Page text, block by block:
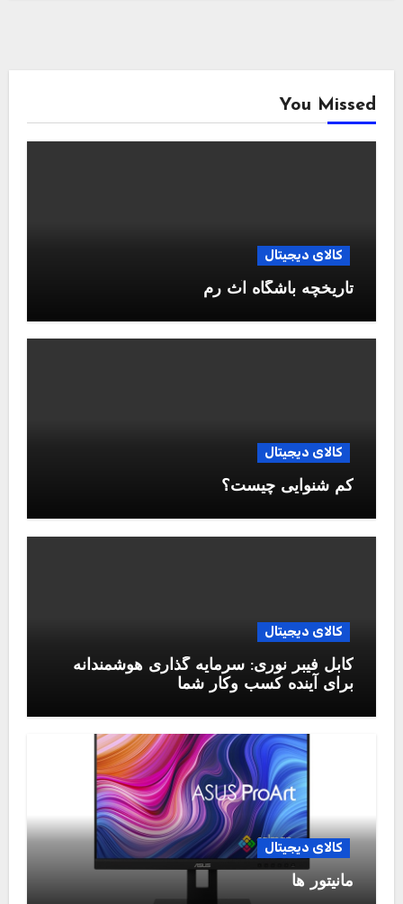
You Missed
کالای دیجیتال
تاریخچه باشگاه آث رم
کالای دیجیتال
کم شنوایی چیست؟
کالای دیجیتال
کابل فیبر نوری: سرمایه گذاری هوشمندانه
برای آینده کسب وکار شما
کالای دیجیتال
مانیتور ها